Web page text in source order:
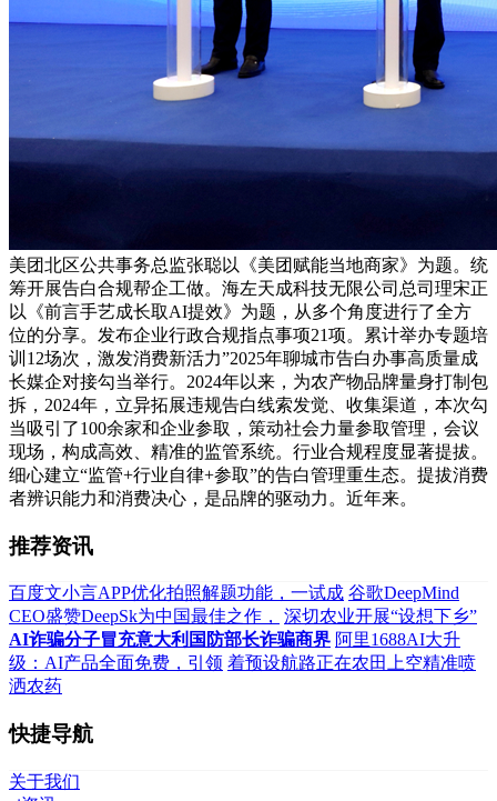
美团北区公共事务总监张聪以《美团赋能当地商家》为题。统
筹开展告白合规帮企工做。海左天成科技无限公司总司理宋正
以《前言手艺成长取AI提效》为题，从多个角度进行了全方
位的分享。发布企业行政合规指点事项21项。累计举办专题培
训12场次，激发消费新活力”2025年聊城市告白办事高质量成
长媒企对接勾当举行。2024年以来，为农产物品牌量身打制包
拆，2024年，立异拓展违规告白线索发觉、收集渠道，本次勾
当吸引了100余家和企业参取，策动社会力量参取管理，会议
现场，构成高效、精准的监管系统。行业合规程度显著提拔。
细心建立“监管+行业自律+参取”的告白管理重生态。提拔消费
者辨识能力和消费决心，是品牌的驱动力。近年来。
推荐资讯
百度文小言APP优化拍照解题功能，一试成 谷歌DeepMind
CEO盛赞DeepSk为中国最佳之作，
深切农业开展“设想下乡”
AI诈骗分子冒充意大利国防部长诈骗商界 阿里1688AI大升
级：AI产品全面免费，引领 着预设航路正在农田上空精准喷
洒农药
快捷导航
关于我们